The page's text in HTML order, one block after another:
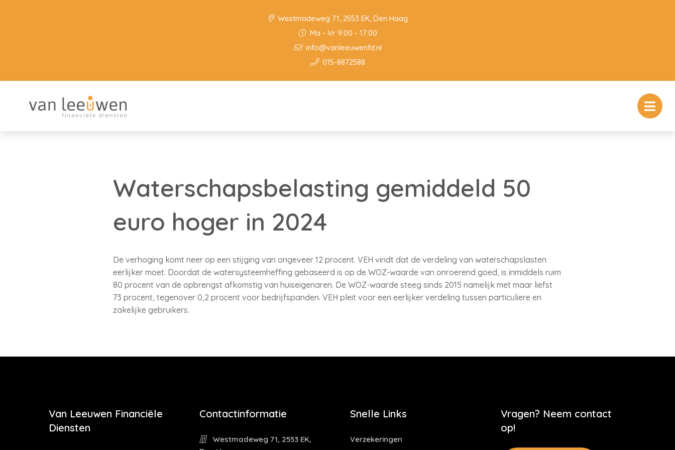
Westmadeweg 71, 2553 EK, Den Haag
Ma - Vr 9:00 - 17:00
info@vanleeuwenfd.nl
015-8872588
Waterschapsbelasting gemiddeld 50
euro hoger in 2024
De verhoging komt neer op een stijging van ongeveer 12 procent. VEH vindt dat de verdeling van waterschapslasten
eerlijker moet. Doordat de watersysteemheffing gebaseerd is op de WOZ-waarde van onroerend goed, is inmiddels ruim
80 procent van de opbrengst afkomstig van huiseigenaren. De WOZ-waarde steeg sinds 2015 namelijk met maar liefst
73 procent, tegenover 0,2 procent voor bedrijfspanden. VEH pleit voor een eerlijker verdeling tussen particuliere en
zakelijke gebruikers.
Van Leeuwen Financiële
Diensten
Contactinformatie
Westmadeweg 71, 2553 EK,
Snelle Links
Verzekeringen
Vragen? Neem contact
op!